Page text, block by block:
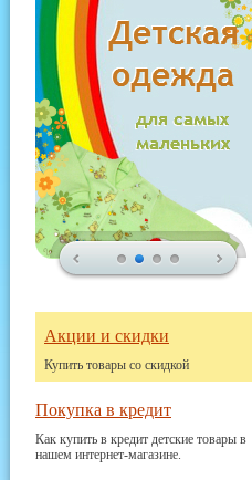
Акции и скидки
Купить товары со скидкой
Покупка в кредит
Как купить в кредит детские товары в
нашем интернет-магазине.